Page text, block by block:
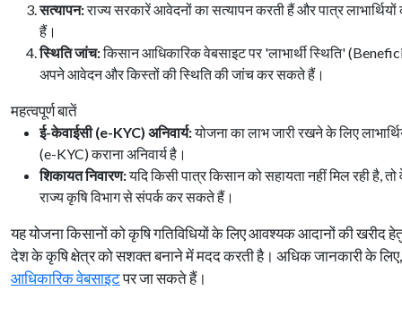
सत्यापन:राज्य सरकारें आवेदनों का सत्यापन करती हैं और पात्र
हैं।
स्थिति जांच:किसान आधिकारिक वेबसाइट पर 'लाभार्थी स्थिति'
अपने आवेदन और किस्तों की स्थिति की जांच कर सकते हैं।
महत्वपूर्ण बातें
ई-केवाईसी (e-KYC) अनिवार्य:योजना का लाभ जारी रखने के लिए
(e-KYC) कराना अनिवार्य है।
शिकायत निवारण:यदि किसी पात्र किसान को सहायता नहीं मिल रही है,
राज्य कृषि विभाग से संपर्क कर सकते हैं।
यह योजना किसानों को कृषि गतिविधियों के लिए आवश्यक आदानों की खरीद हेतु
देश के कृषि क्षेत्र को सशक्त बनाने में मदद करती है। अधिक जानकारी के
आधिकारिक वेबसाइटपर जा सकते हैं।